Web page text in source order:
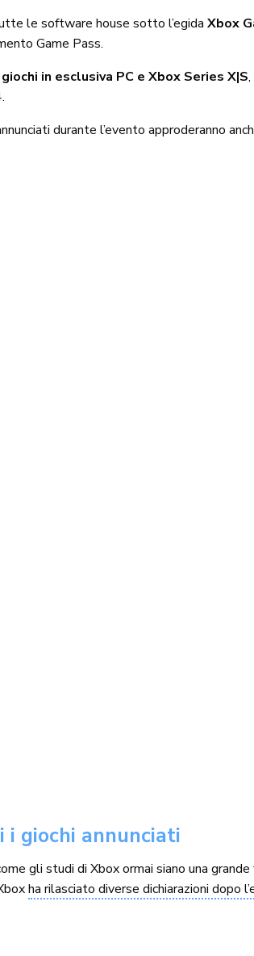
le software house sotto l’egidaXbox
Game Pass.
in esclusiva PC e Xbox Series X|S
durante l’evento approderanno
i giochi annunciati
gli studi di Xbox ormai siano una
ha rilasciato diverse dichiarazioni dopo